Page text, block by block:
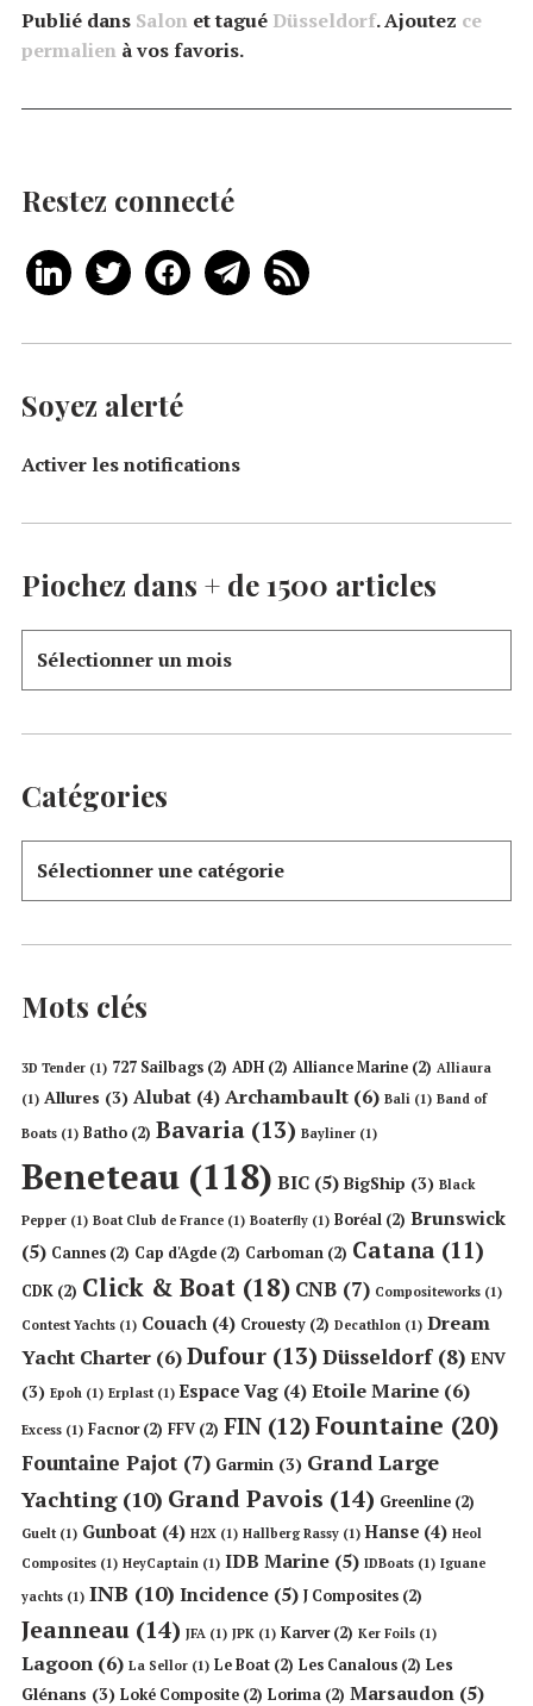
Publié dans Salon et tagué Düsseldorf. Ajoutez ce
permalien à vos favoris.
Restez connecté
Soyez alerté
Activer les notifications
Piochez dans + de 1500 articles
Catégories
Mots clés
3D Tender (1) 727 Sailbags (2) ADH (2) Alliance Marine (2) Alliaura
(1) Allures (3) Alubat (4) Archambault (6) Bali (1) Band of
Boats (1) Batho (2) Bavaria (13) Bayliner (1)
Beneteau (118) BIC (5) BigShip (3) Black
Pepper (1) Boat Club de France (1) Boaterfly (1) Boréal (2) Brunswick
(5) Cannes (2) Cap d'Agde (2) Carboman (2) Catana (11)
CDK (2) Click & Boat (18) CNB (7) Compositeworks (1)
Contest Yachts (1) Couach (4) Crouesty (2) Decathlon (1) Dream
Yacht Charter (6)Dufour (13) Düsseldorf(8) ENV
(3) Epoh (1) Erplast(1) Espace Vag (4) Etoile Marine (6)
Excess (1) Facnor(2) FFV (2) FIN (12) Fountaine (20)
Fountaine Pajot (7) Garmin (3) Grand Large
Yachting(10) Grand Pavois (14) Greenline (2)
Guelt(1) Gunboat (4) H2X (1) Hallberg Rassy (1) Hanse (4) Heol
Composites (1) HeyCaptain (1) IDB Marine (5) IDBoats (1) Iguane
yachts (1) INB (10) Incidence (5) J Composites (2)
Jeanneau (14) JFA (1) JPK (1) Karver(2) Ker Foils (1)
Lagoon (6) La Sellor (1) Le Boat (2) Les Canalous (2) Les
Glénans (3) Loké Composite (2) Lorima (2) Marsaudon (5)